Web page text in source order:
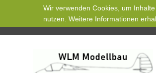
Wir verwenden Cookies, um
nutzen. Weitere Informationen